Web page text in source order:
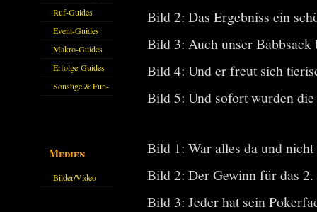
Haustiere
Guide
Ruf-Guides
Event-Guides
Makro-Guides
Erfolge-Guides
Sonstige & Fun-
Medien
Bilder/Video
Bild 2: Das Ergebniss ein
Bild 3: Auch unser Babbsack
Bild 4: Und er freut sich
Bild 5: Und sofort wurden
Bild 1: War alles da und
Bild 2: Der Gewinn für das
Bild 3: Jeder hat sein